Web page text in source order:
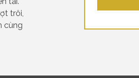
trôi,
cùng